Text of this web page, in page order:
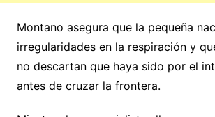
Montano asegura que la pequeña
irregularidades en la respiración y
no descartan que haya sido por el
antes de cruzar la frontera.